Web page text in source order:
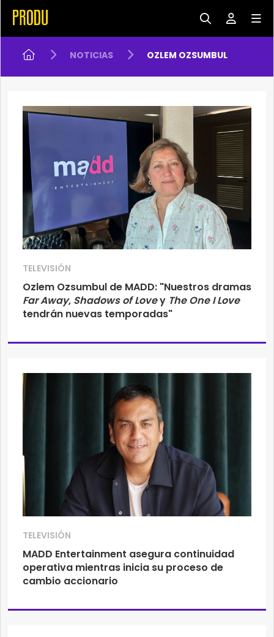
NOTICIAS OZLEM OZSUMBUL
TELEVISIÓN
Ozlem Ozsumbul de MADD: "Nuestros dramas
Far Away, Shadows of Lovey The One I Love
tendrán nuevas temporadas"
TELEVISIÓN
MADD Entertainment asegura continuidad
operativa mientras inicia su proceso de
cambio accionario